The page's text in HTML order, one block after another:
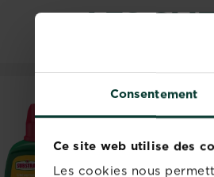
Consentement
Ce site web utilise des
Les cookies nous
LES